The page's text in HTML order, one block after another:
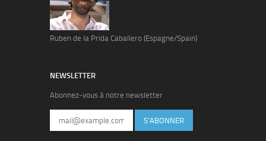
Ruben de la Prida Caballero (Espagne/Spain)
NEWSLETTER
Abonnez-vous à notre newsletter
S'ABONNER